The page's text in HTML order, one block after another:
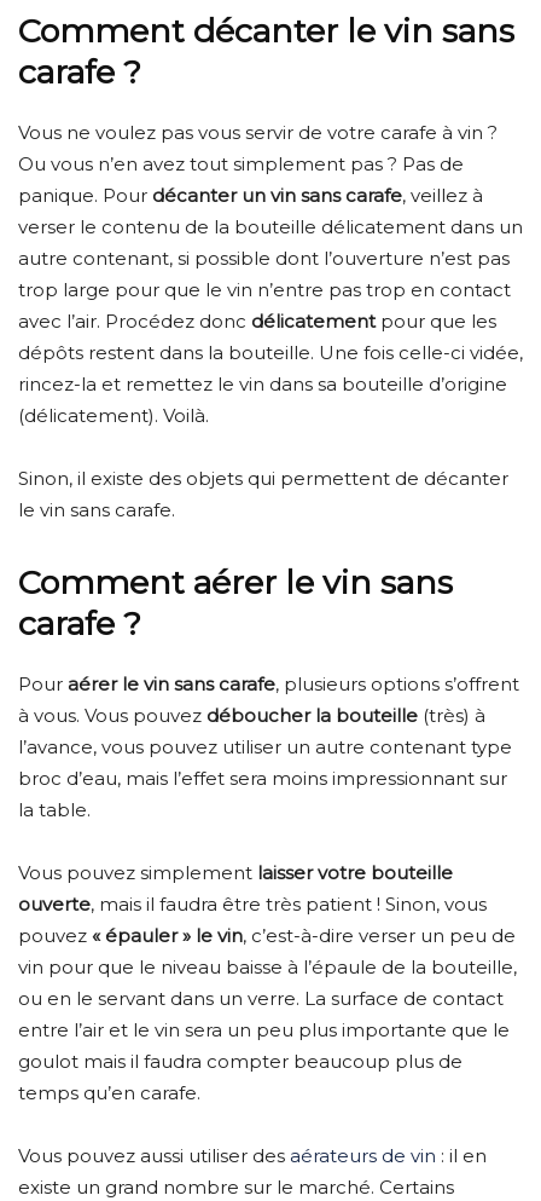
Comment décanter le vin sans
carafe ?
Vous ne voulez pas vous servir de votre carafe à vin ?
Ou vous n’en avez tout simplement pas ? Pas de
panique. Pour décanter un vin sans carafe, veillez à
verser le contenu de la bouteille délicatement dans un
autre contenant, si possible dont l’ouverture n’est pas
trop large pour que le vin n’entre pas trop en contact
avec l’air. Procédez donc délicatementpour que les
dépôts restent dans la bouteille. Une fois celle-ci vidée,
rincez-la et remettez le vin dans sa bouteille d’origine
(délicatement). Voilà.
Sinon, il existe des objets qui permettent de décanter
le vin sans carafe.
Comment aérer le vin sans
carafe ?
Pour aérer le vin sans carafe, plusieurs options s’offrent
à vous. Vous pouvez déboucher la bouteille (très) à
l’avance, vous pouvez utiliser un autre contenant type
broc d’eau, mais l’effet sera moins impressionnant sur
la table.
Vous pouvez simplement laisser votre bouteille
ouverte, mais il faudra être très patient ! Sinon, vous
pouvez « épauler » le vin, c’est-à-dire verser un peu de
vin pour que le niveau baisse à l’épaule de la bouteille,
ou en le servant dans un verre. La surface de contact
entre l’air et le vin sera un peu plus importante que le
goulot mais il faudra compter beaucoup plus de
temps qu’en carafe.
Vous pouvez aussi utiliser des aérateurs de vin : il en
existe un grand nombre sur le marché. Certains